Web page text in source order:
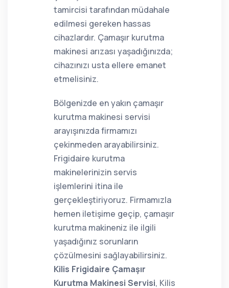
tamircisi tarafından müdahale
edilmesi gereken hassas
cihazlardır. Çamaşır kurutma
makinesi arızası yaşadığınızda;
cihazınızı usta ellere emanet
etmelisiniz.
Bölgenizde en yakın çamaşır
kurutma makinesi servisi
arayışınızda firmamızı
çekinmeden arayabilirsiniz.
Frigidaire kurutma
makinelerinizin servis
işlemlerini itina ile
gerçekleştiriyoruz. Firmamızla
hemen iletişime geçip, çamaşır
kurutma makineniz ile ilgili
yaşadığınız sorunların
çözülmesini sağlayabilirsiniz.
Kilis Frigidaire Çamaşır
Kurutma Makinesi Servisi, Kilis